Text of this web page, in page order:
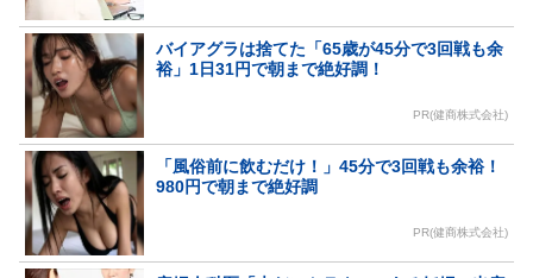
バイアグラは捨てた「65歳が45分で3回戦も余
裕」1日31円で朝まで絶好調！
PR(健商株式会社)
「風俗前に飲むだけ！」45分で3回戦も余裕！
980円で朝まで絶好調
PR(健商株式会社)